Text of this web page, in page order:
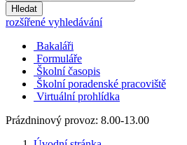
Hledat
rozšířené vyhledávání
Bakaláři
Formuláře
Školní časopis
Školní poradenské pracoviště
Virtuální prohlídka
Prázdninový provoz: 8.00-13.00